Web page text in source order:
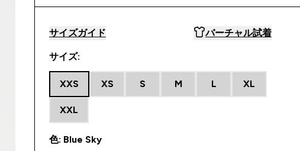
サイズガイド バーチャル試着
サイズ:
XXS XS S M L XL
XXL
色: Blue Sky